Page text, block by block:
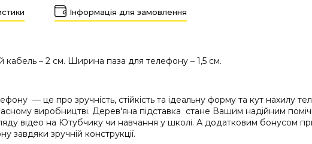
Інформація для замовлення
кабель – 2 см. Ширина паза для телефону – 1,5 см.
— це про зручність, стійкість та ідеальну форму та кут нахилу
виробництві. Дерев'яна підставка стане Вашим надійним
відео на Ютубчику чи навчання у школі. А додатковим бонусом
завдяки зручній конструкції.